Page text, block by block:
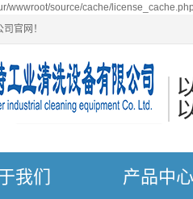
wwwroot/source/cache/
官网！
我们 产品中心